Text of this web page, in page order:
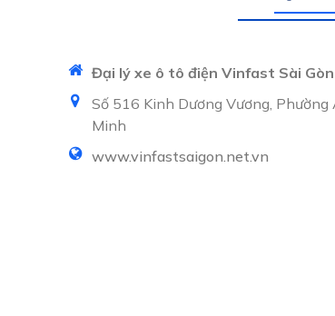
Đại lý xe ô tô điện Vinfast Sài Gòn
Số 516 Kinh Dương Vương,
Minh
www.vinfastsaigon.net.vn